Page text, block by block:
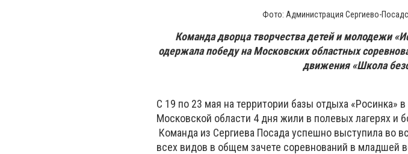
Фото: Администрация Сергиево-
Команда дворца творчества детей и молодежи
одержала победу на Московских областных
движения «Школа
С 19 по 23 мая на территории базы отдыха «Росинка»
Московской области 4 дня жили в полевых лагерях и
Команда из Сергиева Посада успешно выступила во
всех видов в общем зачете соревнований в младшей